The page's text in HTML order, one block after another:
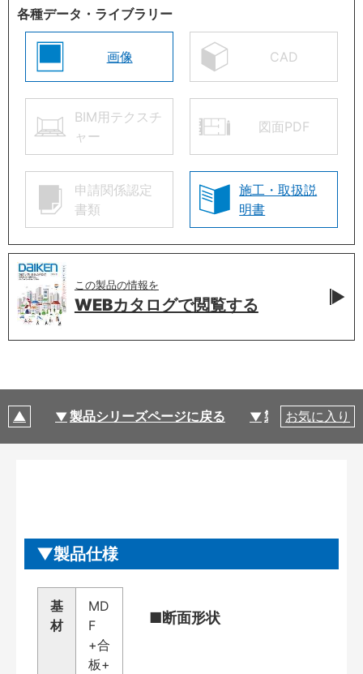
各種データ・ライブラリー
画像 CAD
BIM用テクスチ
ャー
図面PDF
申請関係認定
書類
施工・取扱説
明書
この製品の情報を
WEBカタログで閲覧する
製品シリーズページに戻る 製品仕様
お気に入り
製品仕様
基
材
MD
F
+合
板+
■断面形状